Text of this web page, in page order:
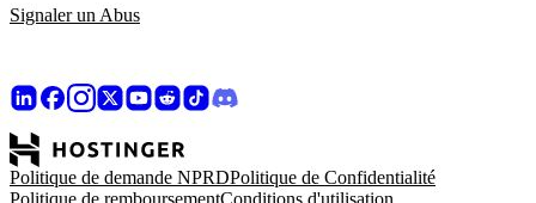
Signaler un Abus
Politique de demande NPRDPolitique de Confidentialité
Politique de remboursementConditions d'utilisation